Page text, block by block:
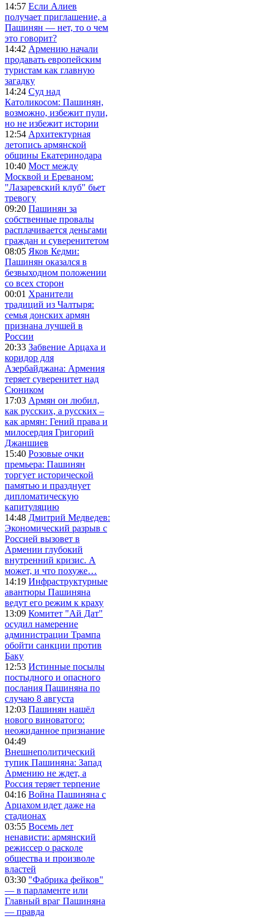
14:57 Если Алиев
получает приглашение, а
Пашинян — нет, то о чем
это говорит?
14:42 Армению начали
продавать европейским
туристам как главную
загадку
14:24 Суд над
Католикосом: Пашинян,
возможно, избежит пули,
но не избежит истории
12:54 Архитектурная
летопись армянской
общины Екатеринодара
10:40 Мост между
Москвой и Ереваном:
"Лазаревский клуб" бьет
тревогу
09:20 Пашинян за
собственные провалы
расплачивается деньгами
граждан и суверенитетом
08:05 Яков Кедми:
Пашинян оказался в
безвыходном положении
со всех сторон
00:01 Хранители
традиций из Чалтыря:
семья донских армян
признана лучшей в
России
20:33 Забвение Арцаха и
коридор для
Азербайджана: Армения
теряет суверенитет над
Сюником
17:03 Армян он любил,
как русских, а русских –
как армян: Гений права и
милосердия Григорий
Джаншиев
15:40 Розовые очки
премьера: Пашинян
торгует исторической
памятью и празднует
дипломатическую
капитуляцию
14:48 Дмитрий Медведев:
Экономический разрыв с
Россией вызовет в
Армении глубокий
внутренний кризис. А
может, и что похуже…
14:19 Инфраструктурные
авантюры Пашиняна
ведут его режим к краху
13:09 Комитет "Ай Дат"
осудил намерение
администрации Трампа
обойти санкции против
Баку
12:53 Истинные посылы
постыдного и опасного
послания Пашиняна по
случаю 8 августа
12:03 Пашинян нашёл
нового виноватого:
неожиданное признание
04:49
Внешнеполитический
тупик Пашиняна: Запад
Армению не ждет, а
Россия теряет терпение
04:16 Война Пашиняна с
Арцахом идет даже на
стадионах
03:55 Восемь лет
ненависти: армянский
режиссер о расколе
общества и произволе
властей
03:30 "Фабрика фейков"
— в парламенте или
Главный враг Пашиняна
— правда